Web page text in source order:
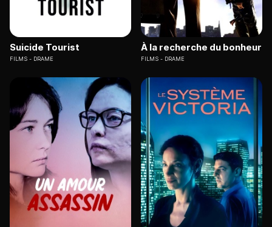
Suicide Tourist
FILMS DRAME
À la recherche du bonheur
FILMS DRAME